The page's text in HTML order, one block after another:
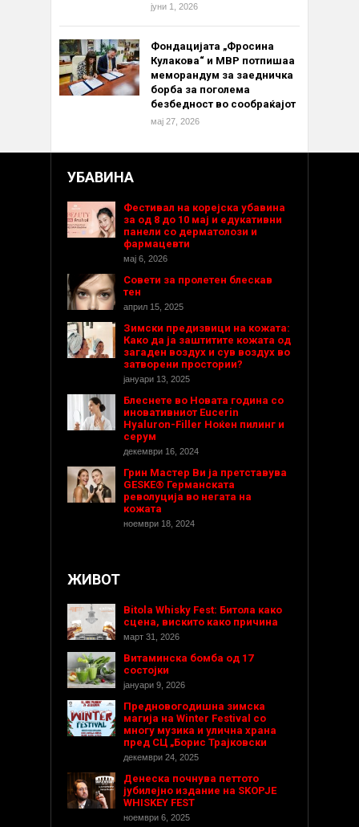
јуни 1, 2026
Фондацијата „Фросина
Кулакова“ и МВР потпишаа
меморандум за заедничка
борба за поголема
безбедност во сообраќајот
мај 27, 2026
УБАВИНА
Фестивал на корејска убавина
за од 8 до 10 мај и едукативни
панели со дерматолози и
фармацевти
мај 6, 2026
Совети за пролетен блескав
тен
април 15, 2025
Зимски предизвици на кожата:
Како да ја заштитите кожата од
загаден воздух и сув воздух во
затворени простории?
јануари 13, 2025
Блеснете во Новата година со
иновативниот Eucerin
Hyaluron-Filler Ноќен пилинг и
серум
декември 16, 2024
Грин Мастер Ви ја претставува
GESKE® Германската
револуција во негата на
кожата
ноември 18, 2024
ЖИВОТ
Bitola Whisky Fest: Битола како
сцена, вискито како причина
март 31, 2026
Витаминска бомба од 17
состојки
јануари 9, 2026
Предновогодишнa зимска
магија на Winter Festival со
многу музика и улична храна
пред СЦ „Борис Трајковски
декември 24, 2025
Денеска почнува петтото
јубилејно издание на SKOPJE
WHISKEY FEST
ноември 6, 2025